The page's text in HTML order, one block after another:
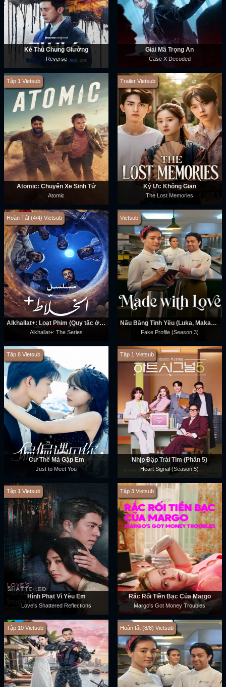
Kẻ Thù Chung Giường
Reverse
Giải Mã Trọng Án
Case X Decoded
Tập 1 Vietsub
Atomic: Chuyến Xe Sinh Tử
Atomic
Trailer Vietsub
Ký Ức Không Gian
The Lost Memories
Hoàn Tất (4/4) Vietsub
Alkhallat+: Loạt Phim (Quy tắc ở sa mạc)
Alkhallat+: The Series
Vietsub
Nấu Bằng Tình Yêu (Luka, Makan, Cinta)
Fake Profile (Season 3)
Tập 8 Vietsub
Cứ Thế Mà Gặp Em
Just to Meet You
Tập 1 Vietsub
Nhịp Đập Trái Tim (Phần 5)
Heart Signal (Season 5)
Tập 1 Vietsub
Hình Phạt Vì Yêu Em
Love's Shattered Reflections
Tập 3 Vietsub
Rắc Rối Tiền Bạc Của Margo
Margo's Got Money Troubles
Tập 10 Vietsub Hoàn tất (8/8) Vietsub